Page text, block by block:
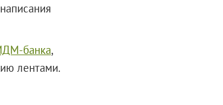
банка,
лентами.